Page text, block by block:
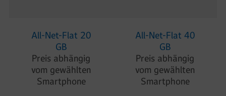
All-Net-Flat 20
GB
Preis abhängig
vom gewählten
Smartphone
All-Net-Flat 40
GB
Preis abhängig
vom gewählten
Smartphone